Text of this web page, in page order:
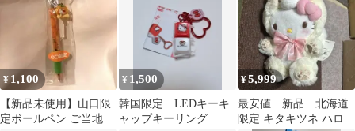
¥1,100
【新品未使用】山口限
定ボールペン ご当地キ
¥ 1,500
韓国限定 LEDキーキ
ャップキーリング キ
¥5,999
最安値 新品 北海道
限定 キタキツネ ハロー